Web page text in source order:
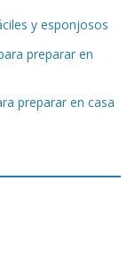
y esponjosos
preparar en
preparar en casa